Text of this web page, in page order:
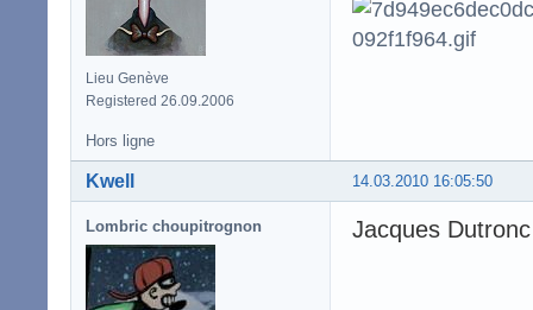
Lieu Genève
Registered 26.09.2006
Hors ligne
14.03.2010 16:05:50
Kwell
Lombric choupitrognon Jacques